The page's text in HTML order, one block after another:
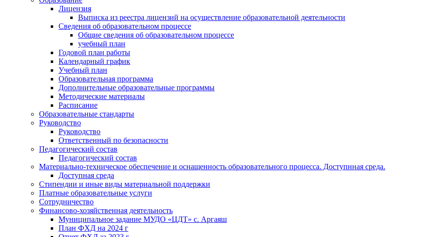
Лицензия
Выписка из реестра лицензий на осуществление образовательной деятельности
Сведения об образовательном процессе
Общие сведения об образовательном процессе
учебный план
Годовой план работы
Календарный график
Учебный план
Образовательная программа
Дополнительные образовательные программы
Методические материалы
Расписание
Образовательные стандарты
Руководство
Руководство
Ответственный по безопасности
Педагогический состав
Педагогический состав
Материально-техническое обеспечение и оснащенность образовательного процесса. Доступнная среда.
Доступная среда
Стипендии и иные виды материальной поддержки
Платные образовательные услуги
Сотрудничество
Финансово-хозяйственная деятельность
Муниципальное задание МУДО «ЦДТ» с. Аргаяш
План ФХД на 2024 г